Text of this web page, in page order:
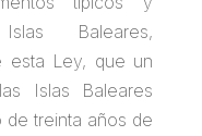
Baleares,
esta Ley, que un
Islas Baleares
de treinta años de